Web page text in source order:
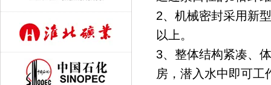
2、机械密封采用新
以上。
3、整体结构紧凑、
房，潜入水中即可工